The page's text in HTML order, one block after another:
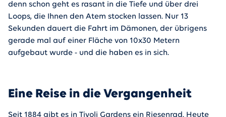
denn schon geht es rasant in die Tiefe und über drei
Loops, die Ihnen den Atem stocken lassen. Nur 13
Sekunden dauert die Fahrt im Dämonen, der übrigens
gerade mal auf einer Fläche von 10x30 Metern
aufgebaut wurde - und die haben es in sich.
Eine Reise in die Vergangenheit
Seit 1884 gibt es in Tivoli Gardens ein Riesenrad. Heute